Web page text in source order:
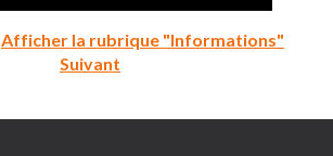
Afficher la rubrique "Informations"
Suivant